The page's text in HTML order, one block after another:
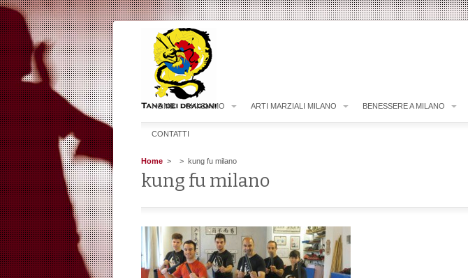
HOME CHI SIAMO ARTI MARZIALI MILANO BENESSERE A MILANO
CONTATTI
Home > > kung fu milano
kung fu milano